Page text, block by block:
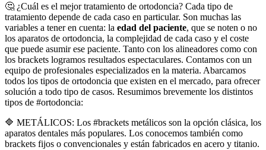
🤔 ¿Cuál es el mejor tratamiento de ortodoncia? Cada tipo de
tratamiento depende de cada caso en particular. Son muchas las
variables a tener en cuenta: la edad del paciente, que se noten o no
los aparatos de ortodoncia, la complejidad de cada caso y el coste
que puede asumir ese paciente. Tanto con los alineadores como con
los brackets logramos resultados espectaculares. Contamos con un
equipo de profesionales especializados en la materia. Abarcamos
todos los tipos de ortodoncia que existen en el mercado, para ofrecer
solución a todo tipo de casos. Resumimos brevemente los distintos
tipos de #ortodoncia:
🔷 METÁLICOS: Los #brackets metálicos son la opción clásica, los
aparatos dentales más populares. Los conocemos también como
brackets fijos o convencionales y están fabricados en acero y titanio.